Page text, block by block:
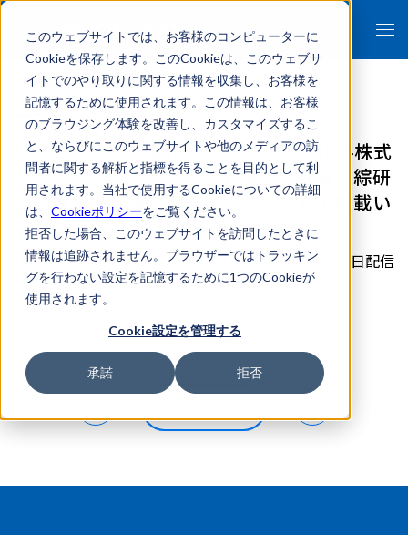
このウェブサイトでは、お客様のコンピューターに
Cookieを保存します。このCookieは、このウェブサ
イトでのやり取りに関する情報を収集し、お客様を
記憶するために使用されます。この情報は、お客様
のブラウジング体験を改善し、カスタマイズするこ
と、ならびにこのウェブサイトや他のメディアの訪
問者に関する解析と指標を得ることを目的として利
用されます。当社で使用するCookieについての詳細
は、 Cookieポリシーをご覧ください。
拒否した場合、このウェブサイトを訪問したときに
情報は追跡されません。ブラウザーではトラッキン
グを行わない設定を記憶するために1つのCookieが
使用されます。
Cookie設定を管理する
承諾 拒否
ＳＭＢＣ日興証券株式会社様、三井化学株式
会社様、リバーフィールド株式会社様、綜研
化学株式会社様を導入ユーザーとして掲載い
たしました。
2017年12月14日配信
お知らせ